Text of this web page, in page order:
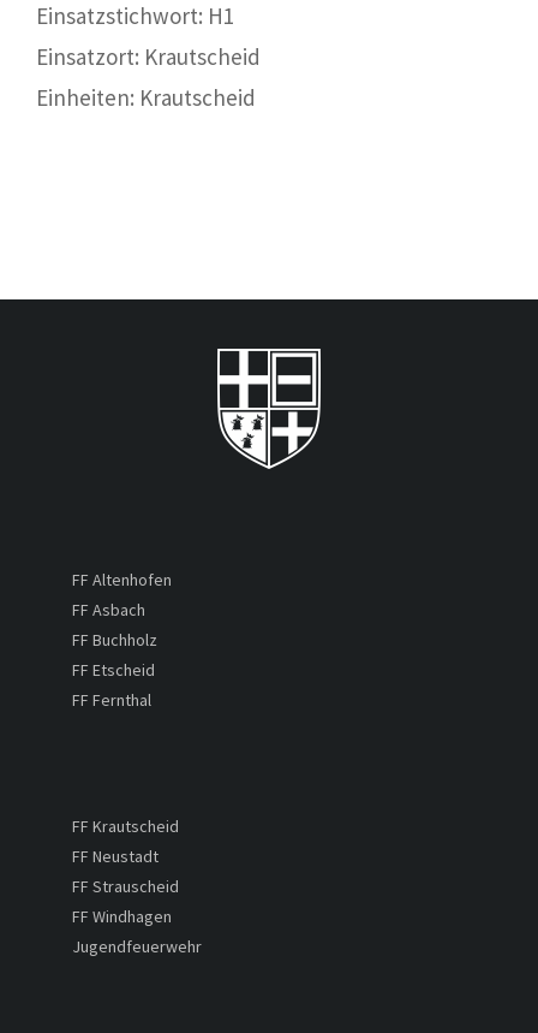
Einsatzstichwort: H1
Einsatzort: Krautscheid
Einheiten: Krautscheid
FF Altenhofen
FF Asbach
FF Buchholz
FF Etscheid
FF Fernthal
FF Krautscheid
FF Neustadt
FF Strauscheid
FF Windhagen
Jugendfeuerwehr